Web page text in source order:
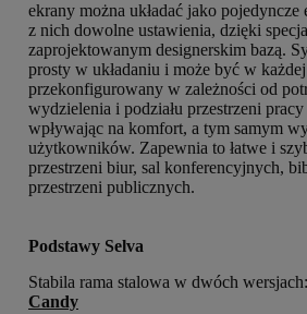
ekrany można układać jako
z nich dowolne ustawienia, dzięki
zaprojektowanym designerskim bazą.
prosty w układaniu i może być w
przekonfigurowany w zależności od
wydzielenia i podziału przestrzeni
wpływając na komfort, a tym samym
użytkowników. Zapewnia to łatwe i
przestrzeni biur, sal konferencyjnych,
przestrzeni publicznych.
Podstawy Selva
Stabila rama stalowa w dwóch wersjach:
Candy